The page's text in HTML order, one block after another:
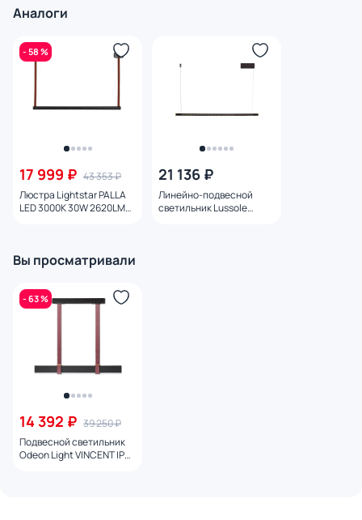
Аналоги
- 58 %
17 999 ₽ 43 353 ₽
Люстра Lightstar PALLA
LED 3000K 30W 2620LM
21 136 ₽
Линейно-подвесной
светильник Lussole
Вы просматривали
- 63 %
14 392 ₽ 39 250 ₽
Подвесной светильник
Odeon Light VINCENT IP20